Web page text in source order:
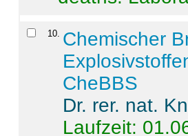
10 Chemischer
CheBBS
Dr. rer. nat.
Laufzeit: